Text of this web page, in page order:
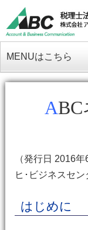
MENUはこちら
（発行日 2016
ヒ･ビジネスセン
はじめに